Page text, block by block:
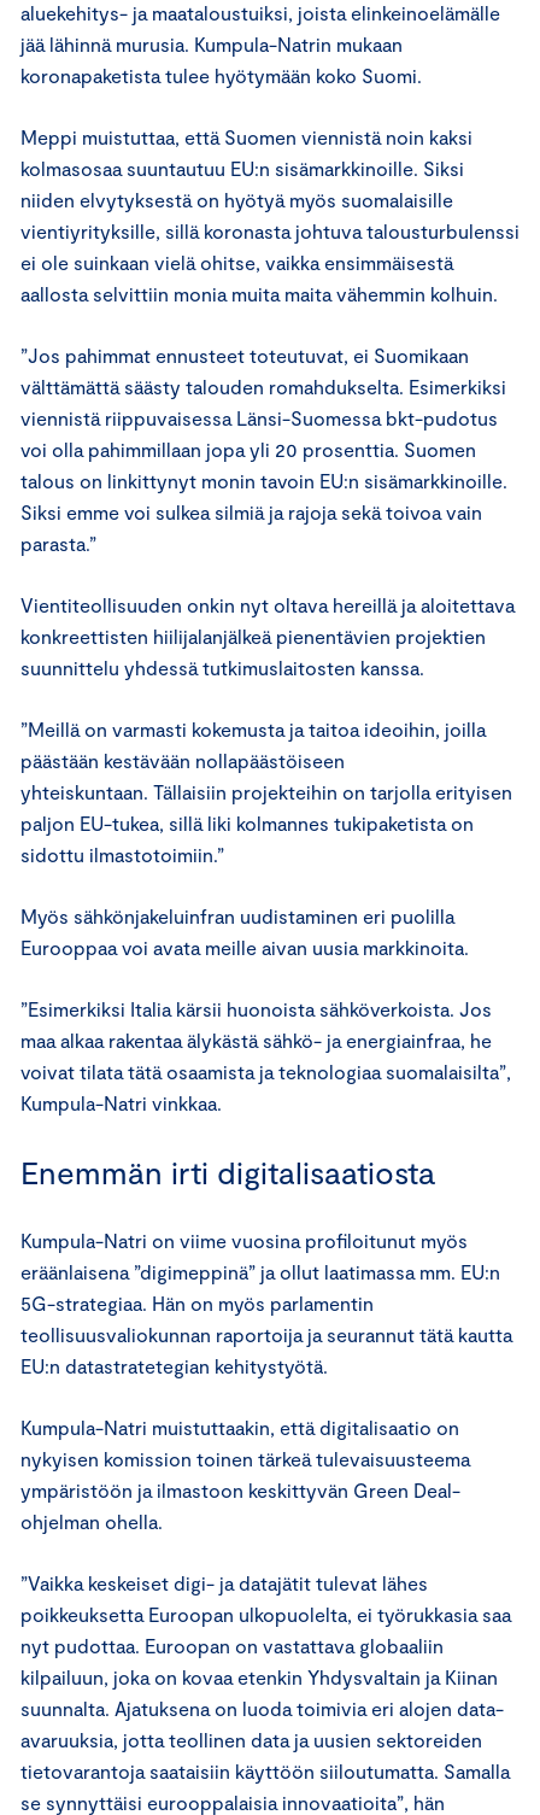
aluekehitys- ja maataloustuiksi, joista elinkeinoelämälle
jää lähinnä murusia. Kumpula-Natrin mukaan
koronapaketista tulee hyötymään koko Suomi.
Meppi muistuttaa, että Suomen viennistä noin kaksi
kolmasosaa suuntautuu EU:n sisämarkkinoille. Siksi
niiden elvytyksestä on hyötyä myös suomalaisille
vientiyrityksille, sillä koronasta johtuva talousturbulenssi
ei ole suinkaan vielä ohitse, vaikka ensimmäisestä
aallosta selvittiin monia muita maita vähemmin kolhuin.
”Jos pahimmat ennusteet toteutuvat, ei Suomikaan
välttämättä säästy talouden romahdukselta. Esimerkiksi
viennistä riippuvaisessa Länsi-Suomessa bkt-pudotus
voi olla pahimmillaan jopa yli 20 prosenttia. Suomen
talous on linkittynyt monin tavoin EU:n sisämarkkinoille.
Siksi emme voi sulkea silmiä ja rajoja sekä toivoa vain
parasta.”
Vientiteollisuuden onkin nyt oltava hereillä ja aloitettava
konkreettisten hiilijalanjälkeä pienentävien projektien
suunnittelu yhdessä tutkimuslaitosten kanssa.
”Meillä on varmasti kokemusta ja taitoa ideoihin, joilla
päästään kestävään nollapäästöiseen
yhteiskuntaan. Tällaisiin projekteihin on tarjolla erityisen
paljon EU-tukea, sillä liki kolmannes tukipaketista on
sidottu ilmastotoimiin.”
Myös sähkönjakeluinfran uudistaminen eri puolilla
Eurooppaa voi avata meille aivan uusia markkinoita.
”Esimerkiksi Italia kärsii huonoista sähköverkoista. Jos
maa alkaa rakentaa älykästä sähkö- ja energiainfraa, he
voivat tilata tätä osaamista ja teknologiaa suomalaisilta”,
Kumpula-Natri vinkkaa.
Enemmän irti digitalisaatiosta
Kumpula-Natri on viime vuosina profiloitunut myös
eräänlaisena ”digimeppinä” ja ollut laatimassa mm. EU:n
5G-strategiaa. Hän on myös parlamentin
teollisuusvaliokunnan raportoija ja seurannut tätä kautta
EU:n datastratetegian kehitystyötä.
Kumpula-Natri muistuttaakin, että digitalisaatio on
nykyisen komission toinen tärkeä tulevaisuusteema
ympäristöön ja ilmastoon keskittyvän Green Deal-
ohjelman ohella.
”Vaikka keskeiset digi- ja datajätit tulevat lähes
poikkeuksetta Euroopan ulkopuolelta, ei työrukkasia saa
nyt pudottaa. Euroopan on vastattava globaaliin
kilpailuun, joka on kovaa etenkin Yhdysvaltain ja Kiinan
suunnalta. Ajatuksena on luoda toimivia eri alojen data-
avaruuksia, jotta teollinen data ja uusien sektoreiden
tietovarantoja saataisiin käyttöön siiloutumatta. Samalla
se synnyttäisi eurooppalaisia innovaatioita”, hän